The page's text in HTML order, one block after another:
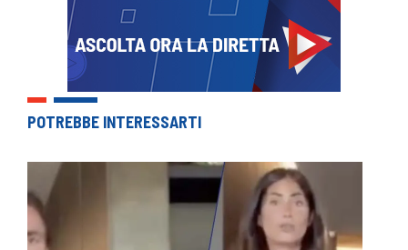
POTREBBE INTERESSARTI